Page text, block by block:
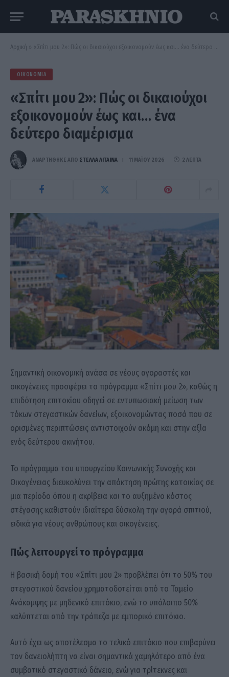
Αρχική » «Σπίτι μου 2»: Πώς οι δικαιούχοι εξοικονομούν έως και… ένα δεύτερο διαμέρισμα
ΟΙΚΟΝΟΜΊΑ
«Σπίτι μου 2»: Πώς οι δικαιούχοι
εξοικονομούν έως και… ένα
δεύτερο διαμέρισμα
ΑΝΑΡΤΗΘΗΚΕ ΑΠΟ ΣΤΈΛΛΑ ΛΊΤΑΙΝΑ 11 ΜΑΪ́ΟΥ 2026 2 ΛΕΠΤΆ
Σημαντική οικονομική ανάσα σε νέους αγοραστές και
οικογένειες προσφέρει το πρόγραμμα «Σπίτι μου 2», καθώς η
επιδότηση επιτοκίου οδηγεί σε εντυπωσιακή μείωση των
τόκων στεγαστικών δανείων, εξοικονομώντας ποσά που σε
ορισμένες περιπτώσεις αντιστοιχούν ακόμη και στην αξία
ενός δεύτερου ακινήτου.
Το πρόγραμμα του υπουργείου Κοινωνικής Συνοχής και
Οικογένειας διευκολύνει την απόκτηση πρώτης κατοικίας σε
μια περίοδο όπου η ακρίβεια και το αυξημένο κόστος
στέγασης καθιστούν ιδιαίτερα δύσκολη την αγορά σπιτιού,
ειδικά για νέους ανθρώπους και οικογένειες.
Πώς λειτουργεί το πρόγραμμα
Η βασική δομή του «Σπίτι μου 2» προβλέπει ότι το 50% του
στεγαστικού δανείου χρηματοδοτείται από το Ταμείο
Ανάκαμψης με μηδενικό επιτόκιο, ενώ το υπόλοιπο 50%
καλύπτεται από την τράπεζα με εμπορικό επιτόκιο.
Αυτό έχει ως αποτέλεσμα το τελικό επιτόκιο που επιβαρύνει
τον δανειολήπτη να είναι σημαντικά χαμηλότερο από ένα
συμβατικό στεγαστικό δάνειο, ενώ για τρίτεκνες και